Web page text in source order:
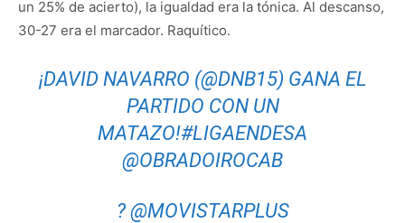
un 25% de acierto), la igualdad era la tónica. Al descanso,
30-27 era el marcador. Raquítico.
¡DAVID NAVARRO (@DNB15) GANA EL
PARTIDO CON UN
MATAZO!#LIGAENDESA
@OBRADOIROCAB
?@MOVISTARPLUS